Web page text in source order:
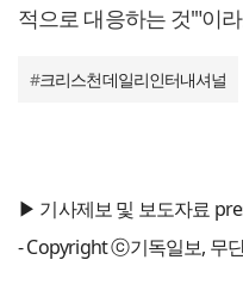
적으로 대응하는 것'"이
#크리스천데일리인터내셔널
▶ 기사제보 및 보도자료
- Copyright ⓒ기독일보, 무